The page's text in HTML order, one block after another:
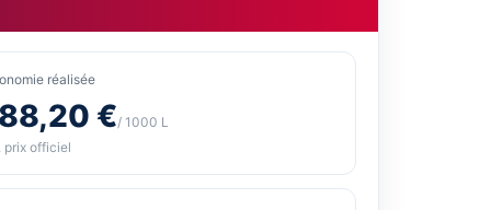
réalisée
€/ 1000 L
prix officiel